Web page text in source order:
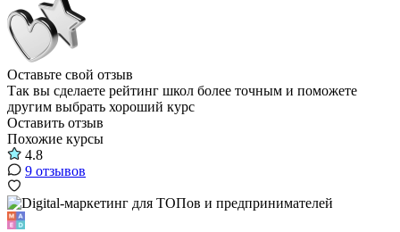
Оставьте свой отзыв
Так вы сделаете рейтинг школ более точным и поможете
другим выбрать хороший курс
Оставить отзыв
Похожие курсы
4.8
9 отзывов